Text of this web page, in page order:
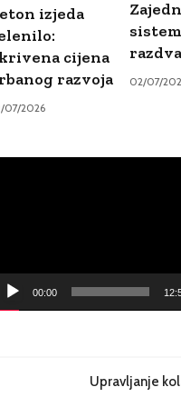
Upravljanje
izjeda
cijena
razvoja
07/2026
02/07/
00:00